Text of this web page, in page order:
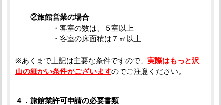
②旅館営業の場合
・客室の数は、５室以上
・客室の床面積は７㎡以上
※あくまで上記は主要な条件ですので、 実際はもっと沢
山の細かい条件がございますのでご注意ください。
４．旅館業許可申請の必要書類